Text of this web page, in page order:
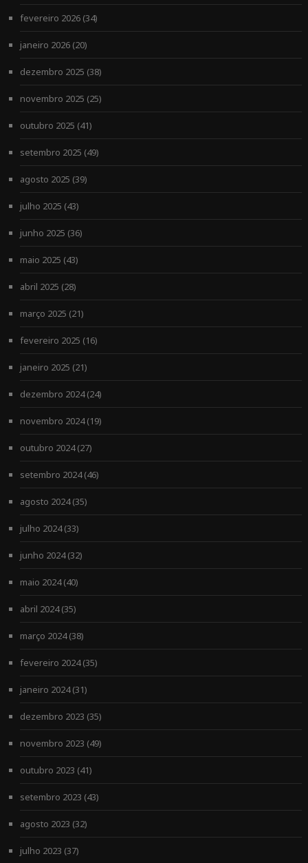
fevereiro 2026(34)
janeiro 2026(20)
dezembro 2025 (38)
novembro 2025 (25)
outubro 2025 (41)
setembro 2025 (49)
agosto 2025 (39)
julho 2025 (43)
junho 2025 (36)
maio 2025 (43)
abril 2025 (28)
março 2025 (21)
fevereiro 2025 (16)
janeiro 2025 (21)
dezembro 2024(24)
novembro 2024(19)
outubro 2024(27)
setembro 2024(46)
agosto 2024(35)
julho 2024(33)
junho 2024(32)
maio 2024(40)
abril 2024(35)
março 2024(38)
fevereiro 2024(35)
janeiro 2024(31)
dezembro 2023 (35)
novembro 2023 (49)
outubro 2023 (41)
setembro 2023 (43)
agosto 2023 (32)
julho 2023 (37)